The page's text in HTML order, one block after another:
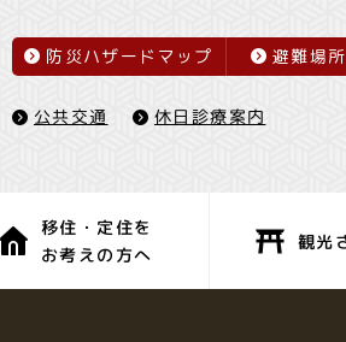
防災ハザードマップ 避難場所
公共交通 休日診療案内
移住・定住を
お考えの方へ
観光